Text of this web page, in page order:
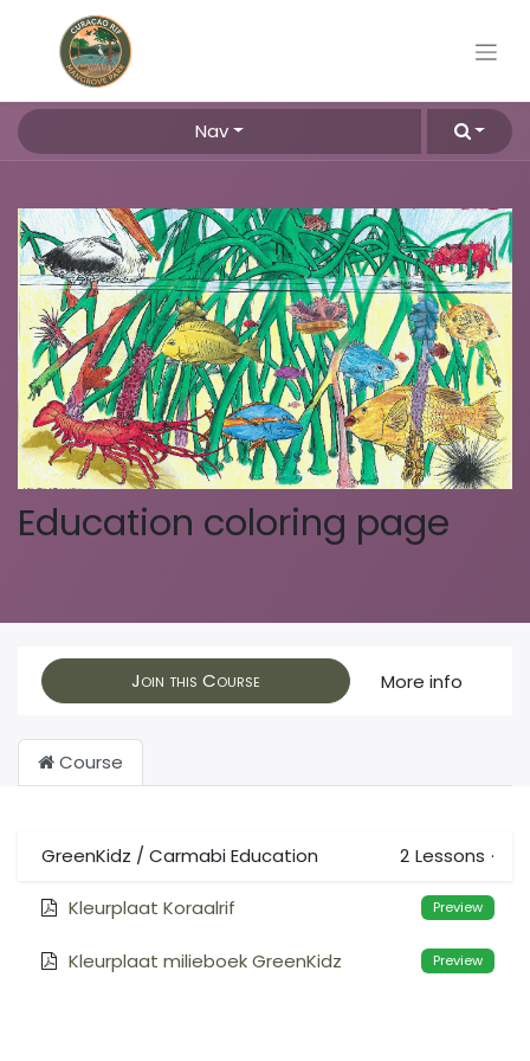
Nav
Education coloring page
Join this Course More info
Course
GreenKidz / Carmabi Education 2 Lessons ·
Kleurplaat Koraalrif Preview
Kleurplaat milieboek GreenKidz Preview